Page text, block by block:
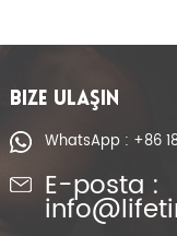
BIZE ULAŞIN
WhatsApp : +86
E-posta :